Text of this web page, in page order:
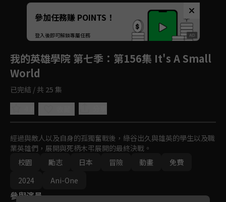
Unmute
如有不便請見諒
參加任務賺 POINTS！
登入後即可解鎖專屬任務
我的英雄學院 第七季 ：第156集 It's A Small
World
已完結 / 共 25 集
經過與敵人以及自身的孤獨奮戰後，綠谷出久與雄英的學生以及職
業英雄們，展開與死柄木弔展開的最終決戰。
校園
勵志 日本 冒險 動畫
免費
2024
Ani-One
參與演員